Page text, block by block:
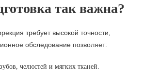
так важна?
требует высокой точности,
обследование позволяет:
челюстей и мягких тканей.